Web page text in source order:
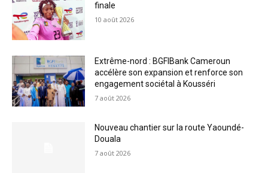
finale
10 août 2026
Extrême-nord : BGFIBank Cameroun
accélère son expansion et renforce son
engagement sociétal à Kousséri
7 août 2026
Nouveau chantier sur la route Yaoundé-
Douala
7 août 2026